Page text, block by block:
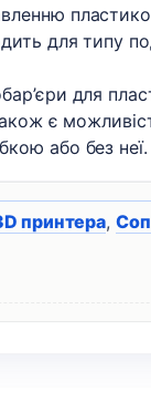
для типу
для
є
або без неї.
принтера,